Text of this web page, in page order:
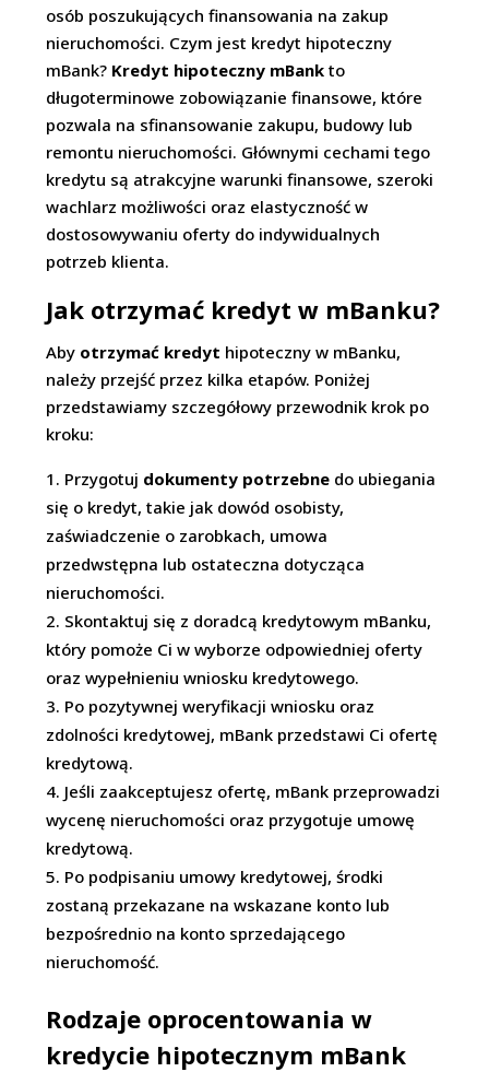
osób poszukujących finansowania na zakup
nieruchomości. Czym jest kredyt hipoteczny
mBank? Kredyt hipoteczny mBank to
długoterminowe zobowiązanie finansowe, które
pozwala na sfinansowanie zakupu, budowy lub
remontu nieruchomości. Głównymi cechami tego
kredytu są atrakcyjne warunki finansowe, szeroki
wachlarz możliwości oraz elastyczność w
dostosowywaniu oferty do indywidualnych
potrzeb klienta.
Jak otrzymać kredyt w mBanku?
Aby otrzymać kredyt hipoteczny w mBanku,
należy przejść przez kilka etapów. Poniżej
przedstawiamy szczegółowy przewodnik krok po
kroku:
Przygotuj dokumenty potrzebne do ubiegania
się o kredyt, takie jak dowód osobisty,
zaświadczenie o zarobkach, umowa
przedwstępna lub ostateczna dotycząca
nieruchomości.
Skontaktuj się z doradcą kredytowym mBanku,
który pomoże Ci w wyborze odpowiedniej oferty
oraz wypełnieniu wniosku kredytowego.
Po pozytywnej weryfikacji wniosku oraz
zdolności kredytowej, mBank przedstawi Ci ofertę
kredytową.
Jeśli zaakceptujesz ofertę, mBank przeprowadzi
wycenę nieruchomości oraz przygotuje umowę
kredytową.
Po podpisaniu umowy kredytowej, środki
zostaną przekazane na wskazane konto lub
bezpośrednio na konto sprzedającego
nieruchomość.
Rodzaje oprocentowania w
kredycie hipotecznym mBank